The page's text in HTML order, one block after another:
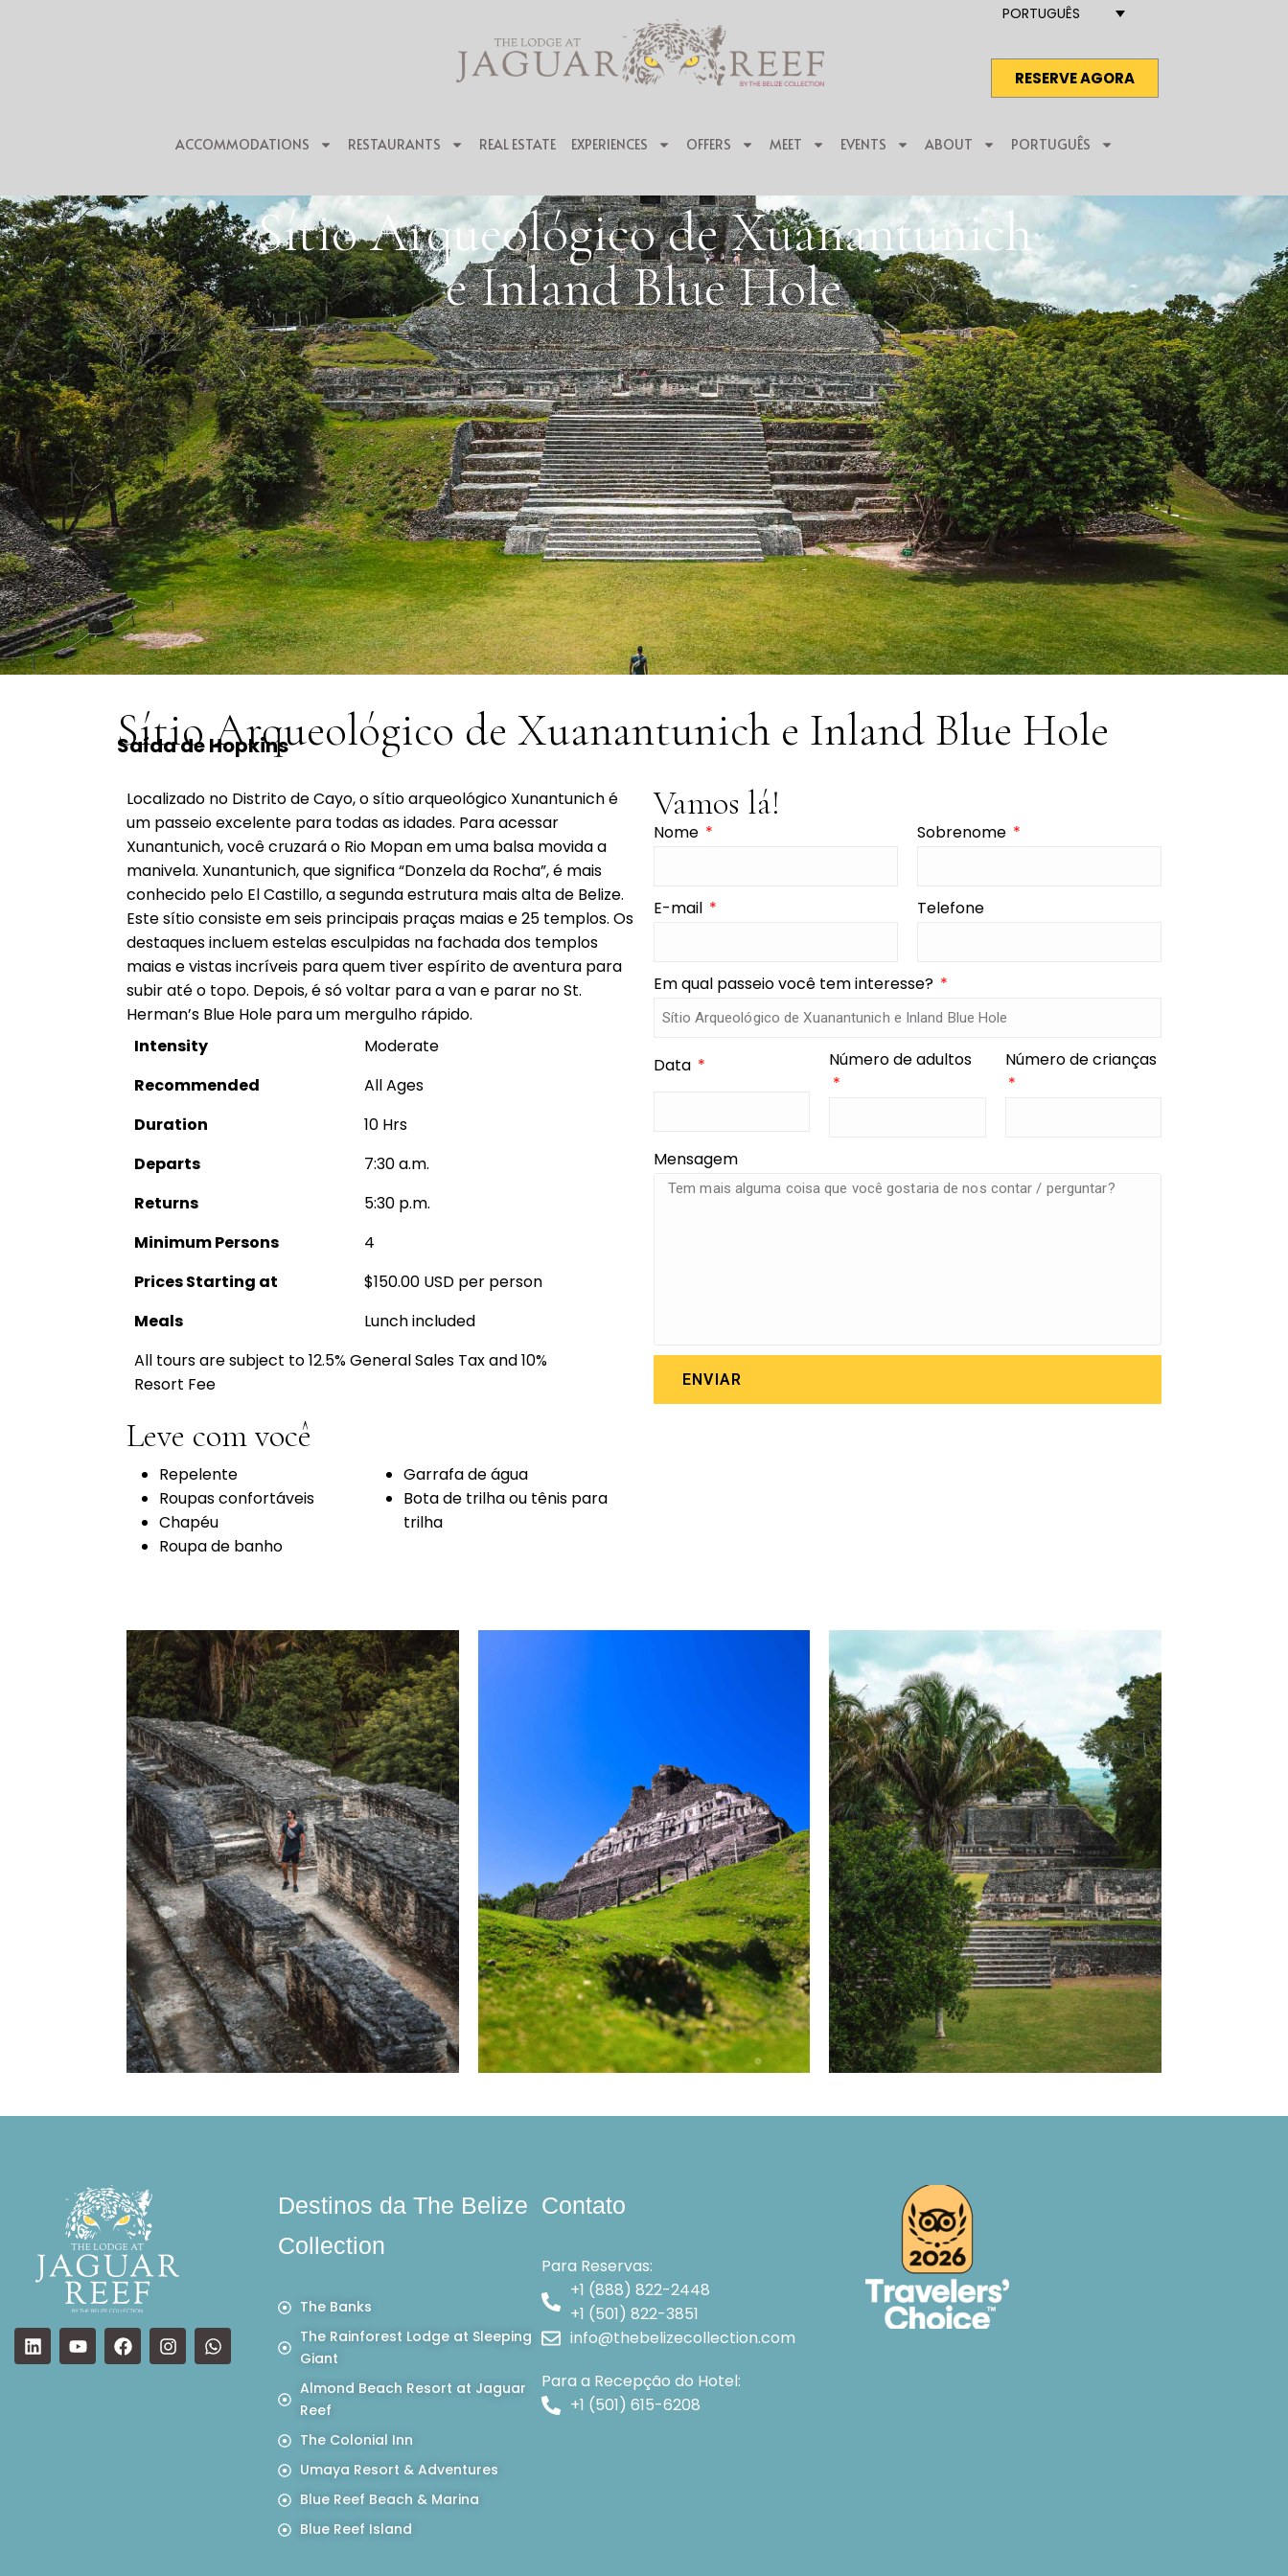
PORTUGUÊS
RESERVE AGORA
ACCOMMODATIONS RESTAURANTS REAL ESTATE EXPERIENCES OFFERS MEET EVENTS ABOUT PORTUGUÊS
Sítio Arqueológico de Xuanantunich
e Inland Blue Hole
Sítio Arqueológico de Xuanantunich e Inland Blue Hole
Saída de Hopkins
Localizado no Distrito de Cayo, o sítio arqueológico Xunantunich é
um passeio excelente para todas as idades. Para acessar
Xunantunich, você cruzará o Rio Mopan em uma balsa movida a
manivela. Xunantunich, que significa “Donzela da Rocha”, é mais
conhecido pelo El Castillo, a segunda estrutura mais alta de Belize.
Este sítio consiste em seis principais praças maias e 25 templos. Os
destaques incluem estelas esculpidas na fachada dos templos
maias e vistas incríveis para quem tiver espírito de aventura para
subir até o topo. Depois, é só voltar para a van e parar no St.
Herman’s Blue Hole para um mergulho rápido.
Intensity
Moderate
Recommended
All Ages
Duration
10 Hrs
Departs
7:30 a.m.
Returns
5:30 p.m.
Minimum Persons
4
Prices Starting at
$150.00 USD per person
Meals
Lunch included
All tours are subject to 12.5% General Sales Tax and 10%
Resort Fee
Leve com você
Repelente
Roupas confortáveis
Chapéu
Roupa de banho
Garrafa de água
Bota de trilha ou tênis para
trilha
Vamos lá!
Nome Sobrenome
E-mail Telefone
Em qual passeio você tem interesse?
Data Número de adultos Número de crianças
Mensagem
ENVIAR
Destinos da The Belize
Collection
The Banks
The Rainforest Lodge at Sleeping
Giant
Almond Beach Resort at Jaguar
Reef
The Colonial Inn
Umaya Resort & Adventures
Blue Reef Beach & Marina
Blue Reef Island
Contato
Para Reservas:
+1 (888) 822-2448
+1 (501) 822-3851
info@thebelizecollection.com
Para a Recepção do Hotel:
+1 (501) 615-6208